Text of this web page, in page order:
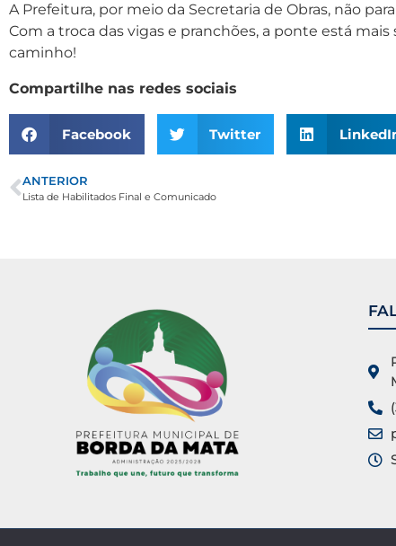
A Prefeitura, por meio da Secretaria de Obras, não
Com a troca das vigas e pranchões, a ponte está
caminho!
Compartilhe nas redes sociais
Facebook Twitter
ANTERIOR
Lista de Habilitados Final e Comunicado